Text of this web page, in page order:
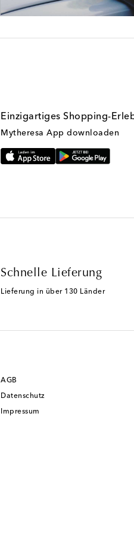
Einzigartiges Shopping-
Mytheresa App downloaden
Schnelle Lieferung
Lieferung in über 130 Länder
AGB
Datenschutz
Impressum